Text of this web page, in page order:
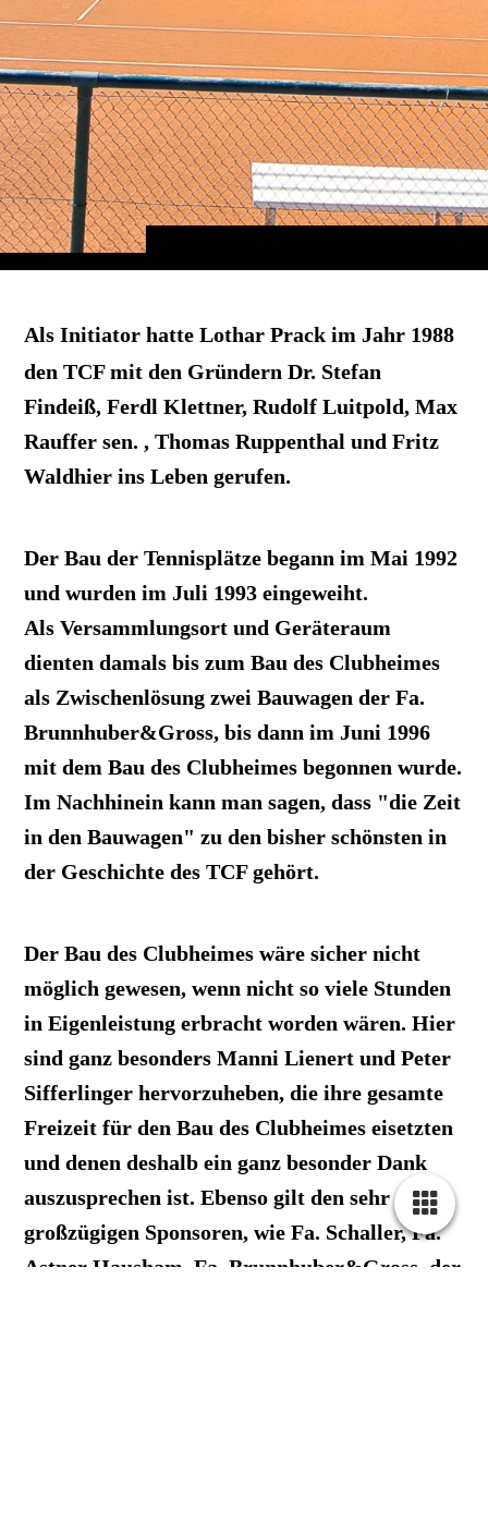
Als Initiator hatte Lothar Prack im Jahr 1988
den TCF mit den Gründern Dr. Stefan
Findeiß, Ferdl Klettner, Rudolf Luitpold, Max
Rauffer sen. , Thomas Ruppenthal und Fritz
Waldhier ins Leben gerufen.
Der Bau der Tennisplätze begann im Mai 1992
und wurden im Juli 1993 eingeweiht.
Als Versammlungsort und Geräteraum
dienten damals bis zum Bau des Clubheimes
als Zwischenlösung zwei Bauwagen der Fa.
Brunnhuber&Gross, bis dann im Juni 1996
mit dem Bau des Clubheimes begonnen wurde.
Im Nachhinein kann man sagen, dass "die Zeit
in den Bauwagen" zu den bisher schönsten in
der Geschichte des TCF gehört.
Der Bau des Clubheimes wäre sicher nicht
möglich gewesen, wenn nicht so viele Stunden
in Eigenleistung erbracht worden wären. Hier
sind ganz besonders Manni Lienert und Peter
Sifferlinger hervorzuheben, die ihre gesamte
Freizeit für den Bau des Clubheimes eisetzten
und denen deshalb ein ganz besonder Dank
auszusprechen ist. Ebenso gilt den sehr
großzügigen Sponsoren, wie Fa. Schaller, Fa.
Astner Hausham, Fa. Brunnhuber&Gross, der